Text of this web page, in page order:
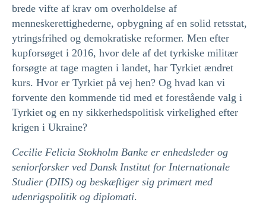
brede vifte af krav om overholdelse af
menneskerettighederne, opbygning af en solid retsstat,
ytringsfrihed og demokratiske reformer. Men efter
kupforsøget i 2016, hvor dele af det tyrkiske militær
forsøgte at tage magten i landet, har Tyrkiet ændret
kurs. Hvor er Tyrkiet på vej hen? Og hvad kan vi
forvente den kommende tid med et forestående valg i
Tyrkiet og en ny sikkerhedspolitisk virkelighed efter
krigen i Ukraine?
Cecilie Felicia Stokholm Banke er enhedsleder og
seniorforsker ved Dansk Institut for Internationale
Studier (DIIS) og beskæftiger sig primært med
udenrigspolitik og diplomati.